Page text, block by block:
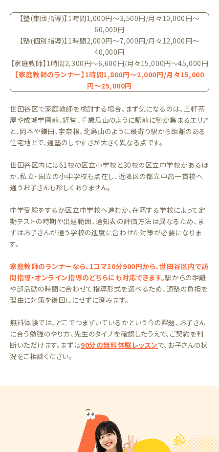
【塾(集団指導)】1時間1,000円〜3,500円/月々10,000円〜
60,000円
【塾(個別指導)】1時間2,000円〜7,000円/月々12,000円〜
40,000円
【家庭教師】1時間2,300円〜6,600円/月々15,000円〜45,000円
【家庭教師のランナー】1時間1,800円〜2,000円/月々15,000
円〜25,000円
世田谷区で家庭教師を検討する場合、まず気になるのは、三軒茶
屋や成城学園前、経堂、千歳烏山のように駅前に塾が集まるエリア
と、岡本や鎌田、宇奈根、北烏山のように最寄り駅から距離のある
住宅地とで、通塾のしやすさが大きく異なる点です。
世田谷区内には61校の区立小学校と30校の区立中学校があるほ
か、私立・国立の小中学校も点在し、近隣区の都立中高一貫校へ
通うお子さんも珍しくありません。
中学受験をするか区立中学校へ進むか、在籍する学校によって定
期テストの時期や出題範囲、通知表の評価方法は異なるため、ま
ずはお子さんが通う学校の進度に合わせた対策が必要になりま
す。
家庭教師のランナーなら、1コマ30分900円から、世田谷区内で訪
問指導・オンライン指導のどちらにも対応できます。駅からの距離
や部活動の時間に合わせて指導形式を選べるため、通塾の負担を
理由に対策を後回しにせずに済みます。
無料体験では、どこでつまずいているかという今の課題、お子さん
に合う勉強のやり方、先生のタイプを確認したうえで、ご契約を判
断いただけます。まずは90分の無料体験レッスンで、お子さんの状
況をご相談ください。